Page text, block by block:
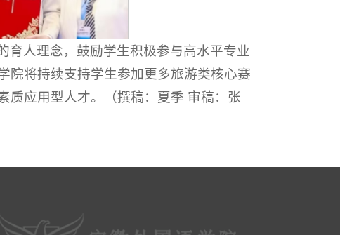
育人理念，鼓励学生积极参与高水平专业
院将持续支持学生参加更多旅游类核心赛
质应用型人才。（撰稿：夏季 审稿：张